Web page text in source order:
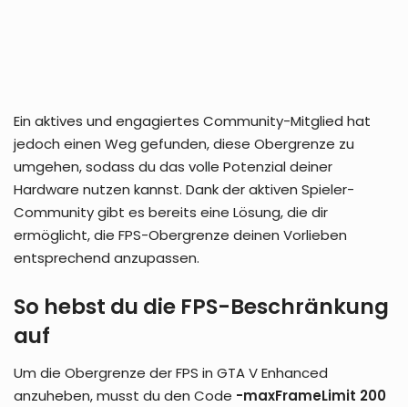
Ein aktives und engagiertes Community-Mitglied hat
jedoch einen Weg gefunden, diese Obergrenze zu
umgehen, sodass du das volle Potenzial deiner
Hardware nutzen kannst. Dank der aktiven Spieler-
Community gibt es bereits eine Lösung, die dir
ermöglicht, die FPS-Obergrenze deinen Vorlieben
entsprechend anzupassen.
So hebst du die FPS-Beschränkung
auf
Um die Obergrenze der FPS in GTA V Enhanced
anzuheben, musst du den Code -maxFrameLimit 200